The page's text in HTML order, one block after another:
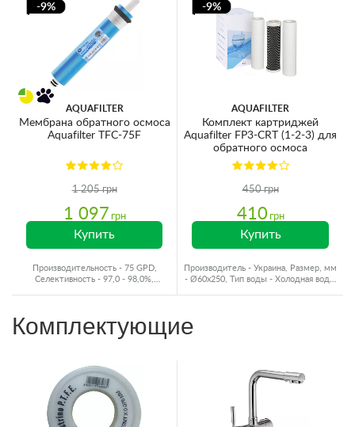
-9%
AQUAFILTER
Мембрана обратного осмоса
Aquafilter TFC-75F
1 205 грн
1 097 грн
Купить
Производительность - 75 GPD,
Селективность - 97,0 - 98,0%,
-9%
AQUAFILTER
Комплект картриджей
Aquafilter FP3-CRT (1-2-3) для
обратного осмоса
450 грн
410 грн
Купить
Производитель - Украина, Размер, мм
- Ø60x250, Тип воды - Холодная вода,
Комплектующие